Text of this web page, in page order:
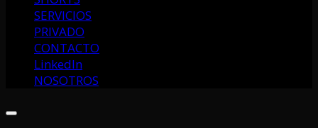
SERVICIOS
PRIVADO
CONTACTO
LinkedIn
NOSOTROS